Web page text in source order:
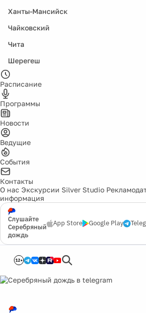
Ханты-Мансийск
Чайковский
Чита
Шерегеш
Расписание
Программы
Новости
Ведущие
События
Контакты
О нас Экскурсии Silver Studio
информация
Слушайте
Серебряный
дождь
App Store Google Play
12+